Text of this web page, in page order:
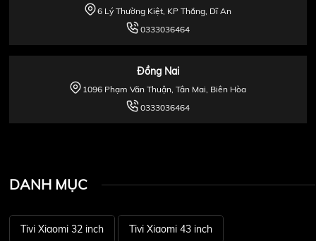
6 Lý Thường Kiệt, KP Thắng, Dĩ An
0333036464
Đồng Nai
1096 Phạm Văn Thuận, Tân Mai, Biên Hòa
0333036464
DANH MỤC
Tivi Xiaomi 32 inch Tivi Xiaomi 43 inch